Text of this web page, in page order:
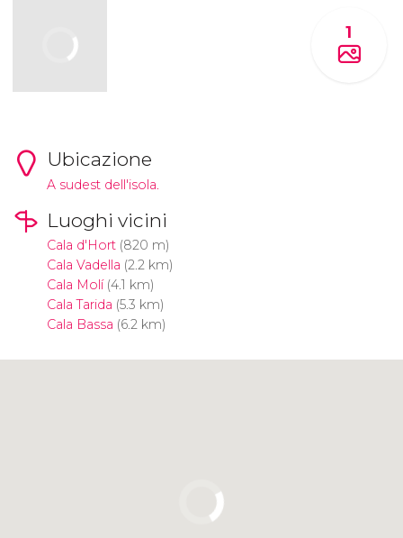
1
Ubicazione
A sudest dell'isola.
Luoghi vicini
Cala d'Hort(820 m)
Cala Vadella (2.2 km)
Cala Molí(4.1 km)
Cala Tarida (5.3 km)
Cala Bassa (6.2 km)